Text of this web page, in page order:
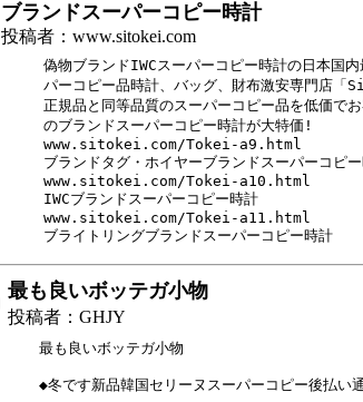
ブランドスーパーコピー時計
投稿者：www.sitokei.com
偽物ブランドIWCスーパーコピー時計の日本国
パーコピー品時計、バッグ、財布激安専門店「
正規品と同等品質のスーパーコピー品を低価で
のブランドスーパーコピー時計が大特価!
www.sitokei.com/Tokei-a9.html
ブランドタグ・ホイヤーブランドスーパーコピ
www.sitokei.com/Tokei-a10.html
IWCブランドスーパーコピー時計
www.sitokei.com/Tokei-a11.html
最も良いボッテガ小物
投稿者：GHJY
最も良いボッテガ小物
◆冬です新品韓国セリーヌスーパーコピー後払い